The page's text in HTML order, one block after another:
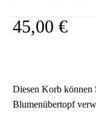
45,00 €
Diesen Korb können
Blumenübertopf